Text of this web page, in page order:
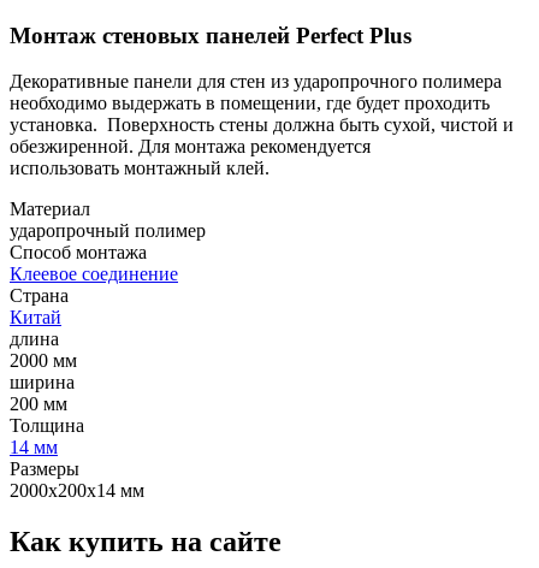
Монтаж стеновых панелей Perfect Plus
Декоративные панели для стен из ударопрочного полимера
необходимо выдержать в помещении, где будет проходить
установка. Поверхность стены должна быть сухой, чистой и
обезжиренной. Для монтажа рекомендуется
использовать монтажный клей.
Материал
ударопрочный полимер
Способ монтажа
Клеевое соединение
Страна
Китай
длина
2000 мм
ширина
200 мм
Толщина
14 мм
Размеры
2000х200х14 мм
Как купить на сайте